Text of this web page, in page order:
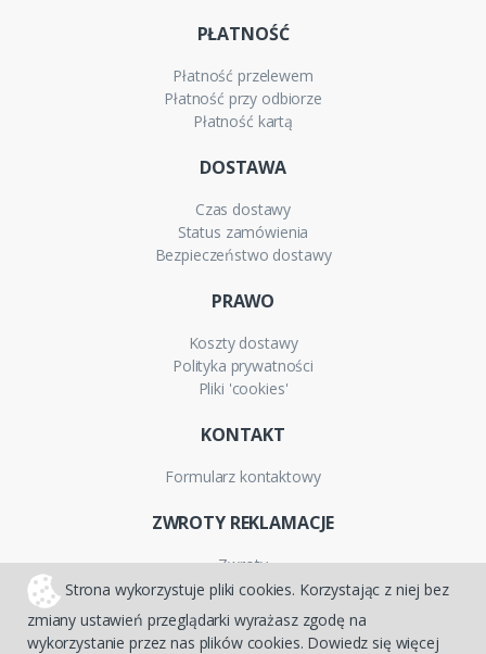
Strona wykorzystuje pliki cookies. Korzystając z niej bez
zmiany ustawień przeglądarki wyrażasz zgodę na
wykorzystanie przez nas plików cookies. Dowiedz się więcej
PŁATNOŚĆ
Płatność przelewem
Płatność przy odbiorze
Płatność kartą
DOSTAWA
Czas dostawy
Status zamówienia
Bezpieczeństwo dostawy
PRAWO
Koszty dostawy
Polityka prywatności
Pliki 'cookies'
KONTAKT
Formularz kontaktowy
ZWROTY REKLAMACJE
Zwroty
Reklamacje
Gwarancja